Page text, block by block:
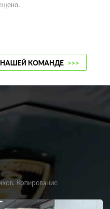
НАШЕЙ КОМАНДЕ >>>
Копирование